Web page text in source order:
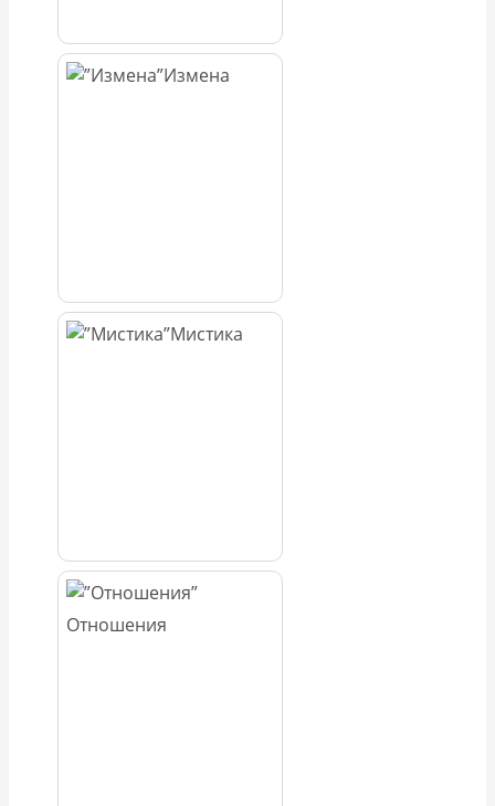
Измена
Мистика
Отношения